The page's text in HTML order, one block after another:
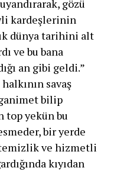
gözü
kardeşleri­nin
dünya tarihini alt
ve bu bana
an gibi geldi.”
savaş
ganimet bilip
yekün bu
bir yerde
ve hizmetli
kıyıdan